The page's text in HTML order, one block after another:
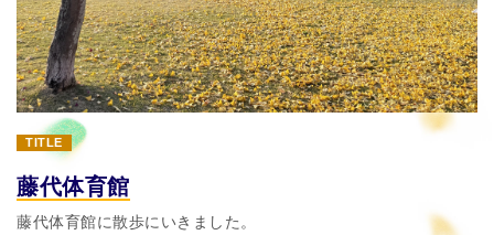
TITLE
藤代体育館
藤代体育館に散歩にいきました。